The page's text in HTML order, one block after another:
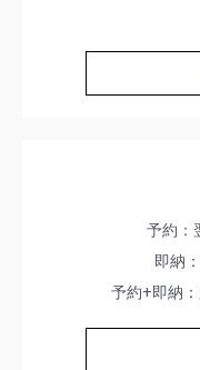
予約：
即納
予約+即納